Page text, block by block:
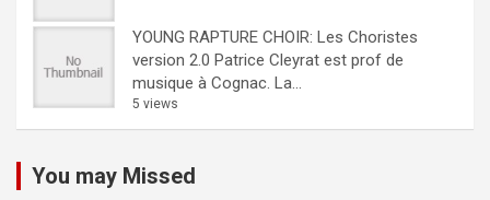
YOUNG RAPTURE CHOIR: Les Choristes
version 2.0 Patrice Cleyrat est prof de
musique à Cognac. La...
5 views
You may Missed